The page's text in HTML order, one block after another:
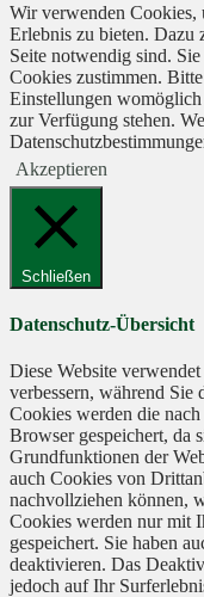
Wir verwenden Cookies,
Erlebnis zu bieten. Dazu
Seite notwendig sind.
Cookies zustimmen.
Einstellungen
zur Verfügung stehen.
Akzeptieren
Schließen
Datenschutz-Übersicht
Diese Website
verbessern, während Sie
Cookies werden die
Browser gespeichert, da
Grundfunktionen der
auch Cookies von
nachvollziehen können,
Cookies werden nur mit
gespeichert. Sie haben
deaktivieren. Das
jedoch auf Ihr